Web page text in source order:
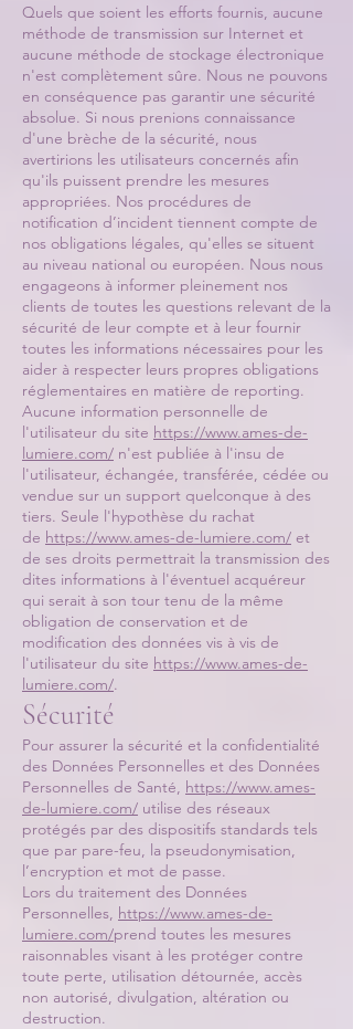
Quels que soient les efforts fournis, aucune
méthode de transmission sur Internet et
aucune méthode de stockage électronique
n'est complètement sûre. Nous ne pouvons
en conséquence pas garantir une sécurité
absolue. Si nous prenions connaissance
d'une brèche de la sécurité, nous
avertirions les utilisateurs concernés afin
qu'ils puissent prendre les mesures
appropriées. Nos procédures de
notification d’incident tiennent compte de
nos obligations légales, qu'elles se situent
au niveau national ou européen. Nous nous
engageons à informer pleinement nos
clients de toutes les questions relevant de la
sécurité de leur compte et à leur fournir
toutes les informations nécessaires pour les
aider à respecter leurs propres obligations
réglementaires en matière de reporting.
Aucune information personnelle de
l'utilisateur du site https://www.ames-de-
lumiere.com/ n'est publiée à l'insu de
l'utilisateur, échangée, transférée, cédée ou
vendue sur un support quelconque à des
tiers. Seule l'hypothèse du rachat
de https://www.ames-de-lumiere.com/ et
de ses droits permettrait la transmission des
dites informations à l'éventuel acquéreur
qui serait à son tour tenu de la même
obligation de conservation et de
modification des données vis à vis de
l'utilisateur du site https://www.ames-de-
lumiere.com/.
Sécurité
Pour assurer la sécurité et la confidentialité
des Données Personnelles et des Données
Personnelles de Santé, https://www.ames-
de-lumiere.com/ utilise des réseaux
protégés par des dispositifs standards tels
que par pare-feu, la pseudonymisation,
l’encryption et mot de passe.
Lors du traitement des Données
Personnelles, https://www.ames-de-
lumiere.com/prend toutes les mesures
raisonnables visant à les protéger contre
toute perte, utilisation détournée, accès
non autorisé, divulgation, altération ou
destruction.